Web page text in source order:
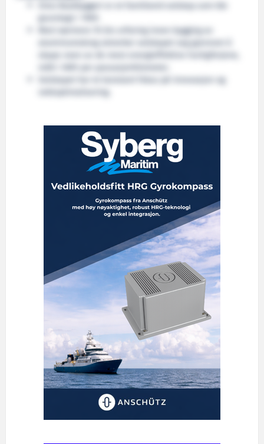
Oma Baatbyggeri er et familieeid selskap som ble
grunnlagt i 1909.
Med nærmere 70 års erfaring innen bygging av
aluminiumskrog utmerker selskapet seg gjennom å
skape noen av de mest energieffektive hurtigferjene,
Selskapet har et konstant fokus på innovasjon og